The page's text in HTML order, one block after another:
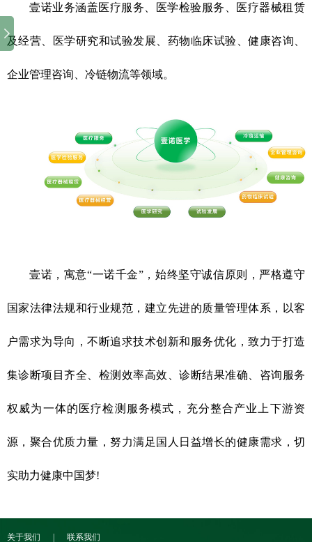
壹诺业务涵盖医疗服务、医学检验服务、医疗器械租赁
及经营、医学研究和试验发展、药物临床试验、健康咨询、
企业管理咨询、冷链物流等领域。
壹诺，寓意“一诺千金”，始终坚守诚信原则，严格遵守
国家法律法规和行业规范，建立先进的质量管理体系，以客
户需求为导向，不断追求技术创新和服务优化，致力于打造
集诊断项目齐全、检测效率高效、诊断结果准确、咨询服务
权威为一体的医疗检测服务模式，充分整合产业上下游资
源，聚合优质力量，努力满足国人日益增长的健康需求，切
实助力健康中国梦!
关于我们 | 联系我们